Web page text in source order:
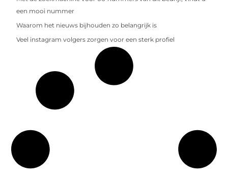
een mooi nummer
Waarom het nieuws bijhouden zo belangrijk is
Veel instagram volgers zorgen voor een sterk profiel